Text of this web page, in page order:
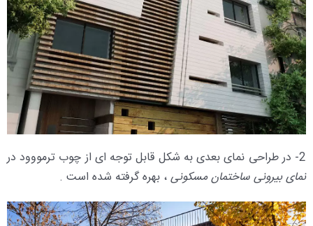
2- در طراحی نمای بعدی به شکل قابل توجه ای از چوب ترمووود در
نمای بیرونی ساختمان مسکونی، بهره گرفته شده است .